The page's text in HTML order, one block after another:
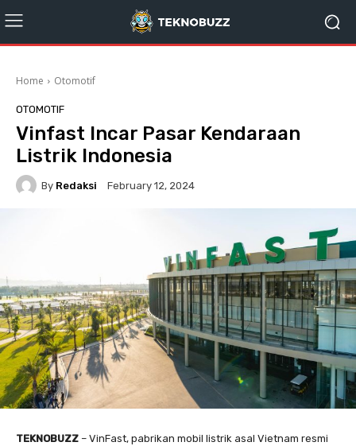
Home Otomotif
OTOMOTIF
Vinfast Incar Pasar Kendaraan
Listrik Indonesia
By Redaksi February 12, 2024
TEKNOBUZZ – VinFast, pabrikan mobil listrik asal Vietnam resmi